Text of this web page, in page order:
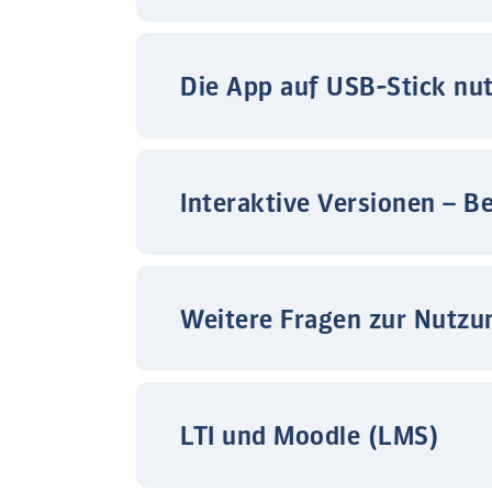
Die App auf USB-Stick
Interaktive Versionen –
Weitere Fragen zur
LTI und Moodle (LMS)